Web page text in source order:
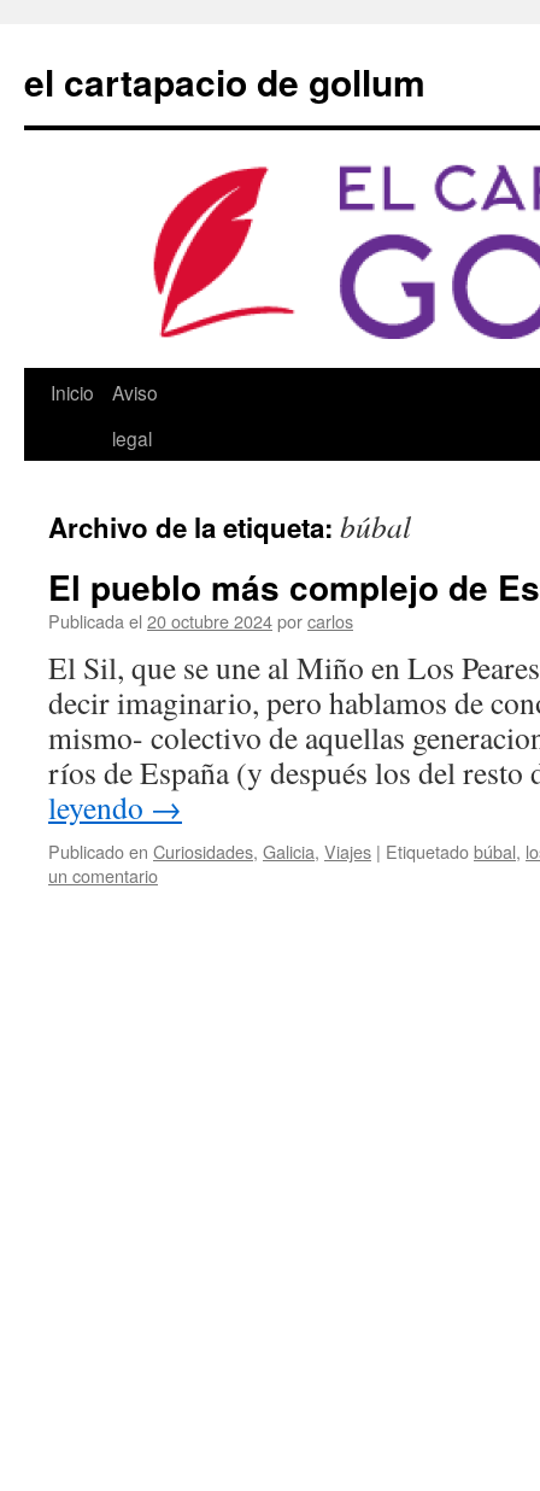
contenido
el cartapacio de gollum
Inicio
Aviso
legal
Archivo de la etiqueta: búbal
El pueblo más complejo de
Publicada el 20 octubre 2024porcarlos
El Sil, que se une al Miño en Los
decir imaginario, pero hablamos de
mismo- colectivo de aquellas
ríos de España (y después los del
leyendo →
Publicado en Curiosidades, Galicia, Viajes | Etiquetadobúbal,
un comentario